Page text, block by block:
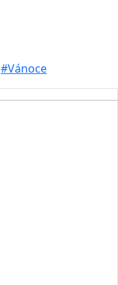
#Vánoce